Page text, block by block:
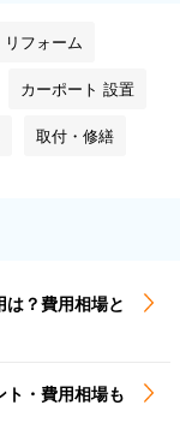
フォーム
カーポート 設置
取付・修繕
？費用相場と
ト・費用相場も